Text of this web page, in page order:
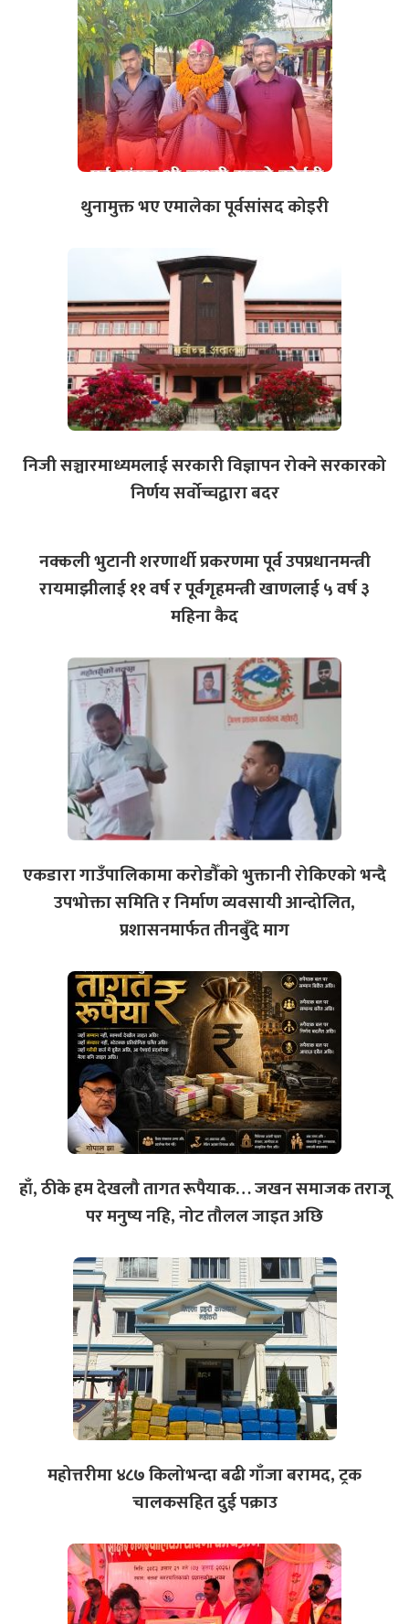
थुनामुक्त भए एमालेका पूर्वसांसद कोइरी
निजी सञ्चारमाध्यमलाई सरकारी विज्ञापन रोक्ने सरकारको
निर्णय सर्वोच्चद्वारा बदर
नक्कली भुटानी शरणार्थी प्रकरणमा पूर्व उपप्रधानमन्त्री
रायमाझीलाई ११ वर्ष र पूर्वगृहमन्त्री खाणलाई ५ वर्ष ३
महिना कैद
एकडारा गाउँपालिकामा करोडौँको भुक्तानी रोकिएको भन्दै
उपभोक्ता समिति र निर्माण व्यवसायी आन्दोलित,
प्रशासनमार्फत तीनबुँदे माग
हाँ, ठीके हम देखलौ तागत रूपैयाक… जखन समाजक तराजू
पर मनुष्य नहि, नोट तौलल जाइत अछि
महोत्तरीमा ४८७ किलोभन्दा बढी गाँजा बरामद, ट्रक
चालकसहित दुई पक्राउ